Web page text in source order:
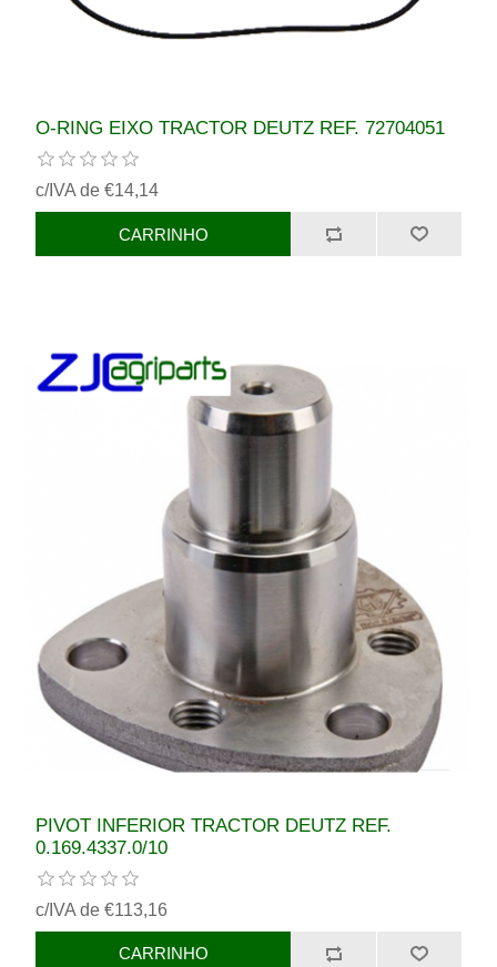
O-RING EIXO TRACTOR DEUTZ REF. 72704051
c/IVA de €14,14
PIVOT INFERIOR TRACTOR DEUTZ REF.
0.169.4337.0/10
c/IVA de €113,16